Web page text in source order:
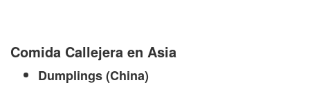
Comida Callejera en Asia
Dumplings (China)